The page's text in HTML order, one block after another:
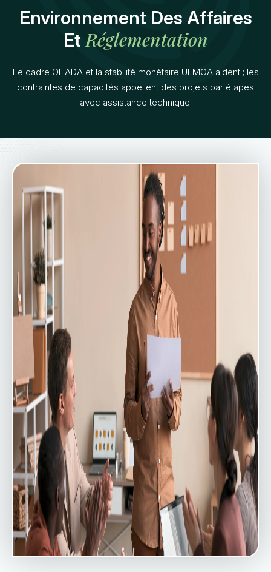
Environnement Des Affaires
Et Réglementation
Le cadre OHADA et la stabilité monétaire UEMOA aident ; les
contraintes de capacités appellent des projets par étapes
avec assistance technique.